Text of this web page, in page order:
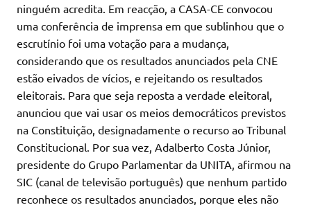
ninguém acredita. Em reacção, a CASA-CE convocou
uma conferência de imprensa em que sublinhou que o
escrutínio foi uma votação para a mudança,
considerando que os resultados anunciados pela CNE
estão eivados de vícios, e rejeitando os resultados
eleitorais. Para que seja reposta a verdade eleitoral,
anunciou que vai usar os meios democráticos previstos
na Constituição, designadamente o recurso ao Tribunal
Constitucional. Por sua vez, Adalberto Costa Júnior,
presidente do Grupo Parlamentar da UNITA, afirmou na
SIC (canal de televisão português) que nenhum partido
reconhece os resultados anunciados, porque eles não